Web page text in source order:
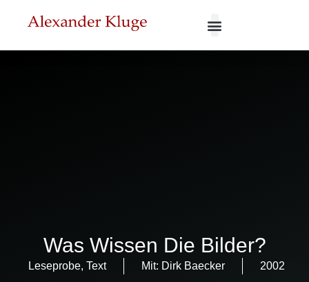
Was Wissen Die Bilder?
Leseprobe, Text Mit: Dirk Baecker 2002